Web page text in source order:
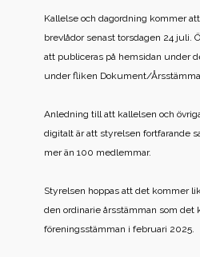
Kallelse och dagordning kommer
brevlådor senast torsdagen 24 juli.
att publiceras på hemsidan under
under fliken Dokument/
Anledning till att kallelsen och
digitalt är att styrelsen fortfarande
mer än 100 medlemmar.
Styrelsen hoppas att det kommer
den ordinarie årsstämman som det
föreningsstämman i februari 2025.